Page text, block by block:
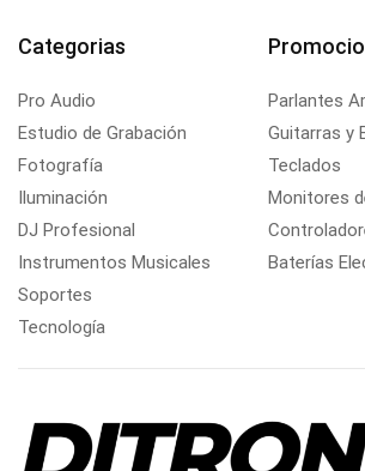
Categorias
Pro Audio
Estudio de Grabación
Fotografía
Iluminación
DJ Profesional
Instrumentos Musicales
Soportes
Tecnología
Parlantes
Guitarras y
Teclados
Monitores
Baterías